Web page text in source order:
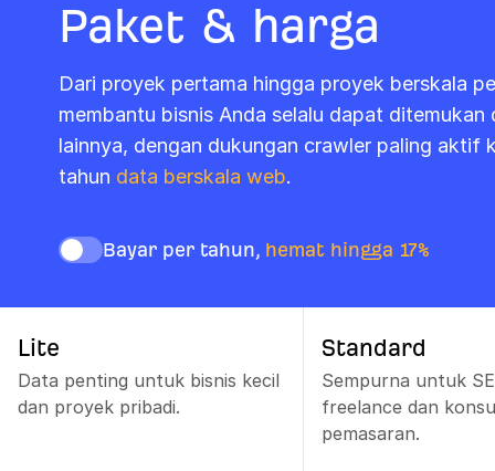
Paket & harga
Dari proyek pertama hingga proyek berskala
membantu bisnis Anda selalu dapat ditemukan
lainnya, dengan dukungan crawler paling aktif
tahun data berskala web.
Bayar per tahun, hemat hingga 17%
Lite
Data penting untuk bisnis kecil
dan proyek pribadi.
Standard
Sempurna untuk
freelance dan
pemasaran.